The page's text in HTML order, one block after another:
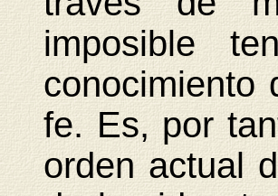
imposible
conocimiento
fe. Es, por
orden actual